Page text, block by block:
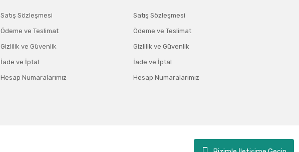
Satış Sözleşmesi
Ödeme ve Teslimat
Gizlilik ve Güvenlik
İade ve İptal
Hesap Numaralarımız
Satış Sözleşmesi
Ödeme ve Teslimat
Gizlilik ve Güvenlik
İade ve İptal
Hesap Numaralarımız